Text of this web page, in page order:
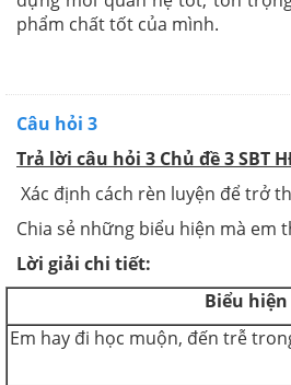
phẩm chất tốt của mình.
Câu hỏi 3
Trả lời câu hỏi 3 Chủ đề 3 SBT
Xác định cách rèn luyện để trở
Chia sẻ những biểu hiện mà em
Lời giải chi tiết:
Biểu
Em hay đi học muộn, đến trễ